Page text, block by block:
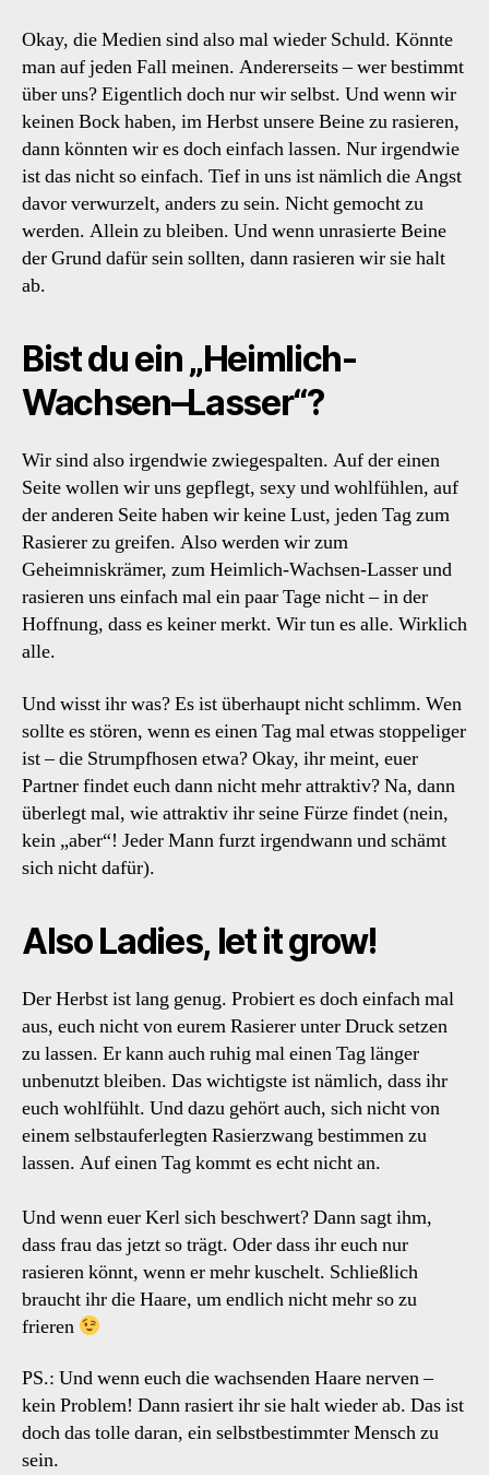
Okay, die Medien sind also mal wieder Schuld. Könnte
man auf jeden Fall meinen. Andererseits – wer bestimmt
über uns? Eigentlich doch nur wir selbst. Und wenn wir
keinen Bock haben, im Herbst unsere Beine zu rasieren,
dann könnten wir es doch einfach lassen. Nur irgendwie
ist das nicht so einfach. Tief in uns ist nämlich die Angst
davor verwurzelt, anders zu sein. Nicht gemocht zu
werden. Allein zu bleiben. Und wenn unrasierte Beine
der Grund dafür sein sollten, dann rasieren wir sie halt
ab.
Bist du ein „Heimlich-
Wachsen–Lasser“?
Wir sind also irgendwie zwiegespalten. Auf der einen
Seite wollen wir uns gepflegt, sexy und wohlfühlen, auf
der anderen Seite haben wir keine Lust, jeden Tag zum
Rasierer zu greifen. Also werden wir zum
Geheimniskrämer, zum Heimlich-Wachsen-Lasser und
rasieren uns einfach mal ein paar Tage nicht – in der
Hoffnung, dass es keiner merkt. Wir tun es alle. Wirklich
alle.
Und wisst ihr was? Es ist überhaupt nicht schlimm. Wen
sollte es stören, wenn es einen Tag mal etwas stoppeliger
ist – die Strumpfhosen etwa? Okay, ihr meint, euer
Partner findet euch dann nicht mehr attraktiv? Na, dann
überlegt mal, wie attraktiv ihr seine Fürze findet (nein,
kein „aber“! Jeder Mann furzt irgendwann und schämt
sich nicht dafür).
Also Ladies, let it grow!
Der Herbst ist lang genug. Probiert es doch einfach mal
aus, euch nicht von eurem Rasierer unter Druck setzen
zu lassen. Er kann auch ruhig mal einen Tag länger
unbenutzt bleiben. Das wichtigste ist nämlich, dass ihr
euch wohlfühlt. Und dazu gehört auch, sich nicht von
einem selbstauferlegten Rasierzwang bestimmen zu
lassen. Auf einen Tag kommt es echt nicht an.
Und wenn euer Kerl sich beschwert? Dann sagt ihm,
dass frau das jetzt so trägt. Oder dass ihr euch nur
rasieren könnt, wenn er mehr kuschelt. Schließlich
braucht ihr die Haare, um endlich nicht mehr so zu
frieren
PS.: Und wenn euch die wachsenden Haare nerven –
kein Problem! Dann rasiert ihr sie halt wieder ab. Das ist
doch das tolle daran, ein selbstbestimmter Mensch zu
sein.